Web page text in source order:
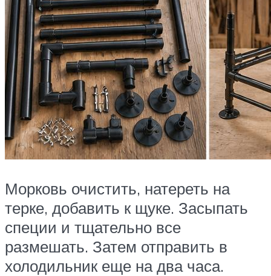
Морковь очистить, натереть на
терке, добавить к щуке. Засыпать
специи и тщательно все
размешать. Затем отправить в
холодильник еще на два часа.